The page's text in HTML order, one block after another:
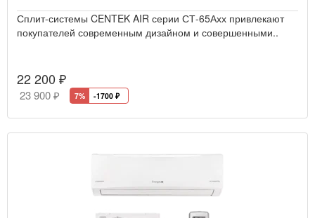
Сплит-системы CENTEK AIR серии СТ-65Ахх привлекают
покупателей современным дизайном и совершенными..
22 200 ₽
23 900 ₽ 7% -1700 ₽